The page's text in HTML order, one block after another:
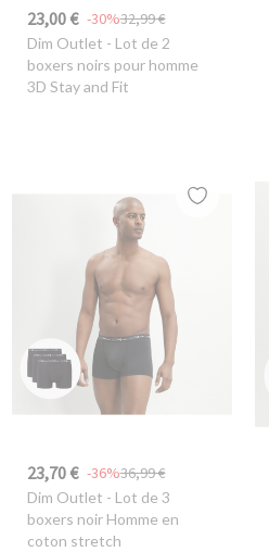
23,00 € 32,99 €
-30%
Dim Outlet - Lot de 2
boxers noirs pour homme
3D Stay and Fit
23,70 € 36,99 €
-36%
Dim Outlet - Lot de 3
boxers noir Homme en
coton stretch